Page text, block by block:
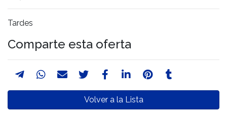
Tardes
Comparte esta oferta
Volver a la Lista